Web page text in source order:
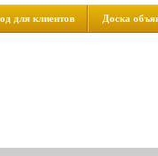
для клиентов Доска